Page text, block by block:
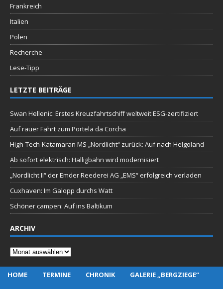
Frankreich
Italien
Polen
Recherche
Lese-Tipp
LETZTE BEITRÄGE
Swan Hellenic: Erstes Kreuzfahrtschiff weltweit ESG-zertifiziert
Auf rauer Fahrt zum Portela da Corcha
High-Tech-Katamaran MS „Nordlicht“ zurück: Auf nach Helgoland
Ab sofort elektrisch: Halligbahn wird modernisiert
„Nordlicht II“ der Emder Reederei AG „EMS“ erfolgreich verladen
Cuxhaven: Im Galopp durchs Watt
Schöner campen: Auf ins Baltikum
ARCHIV
Archiv
HOME TERMINE CHRONIK
GALERIE „BERGZIEGE“